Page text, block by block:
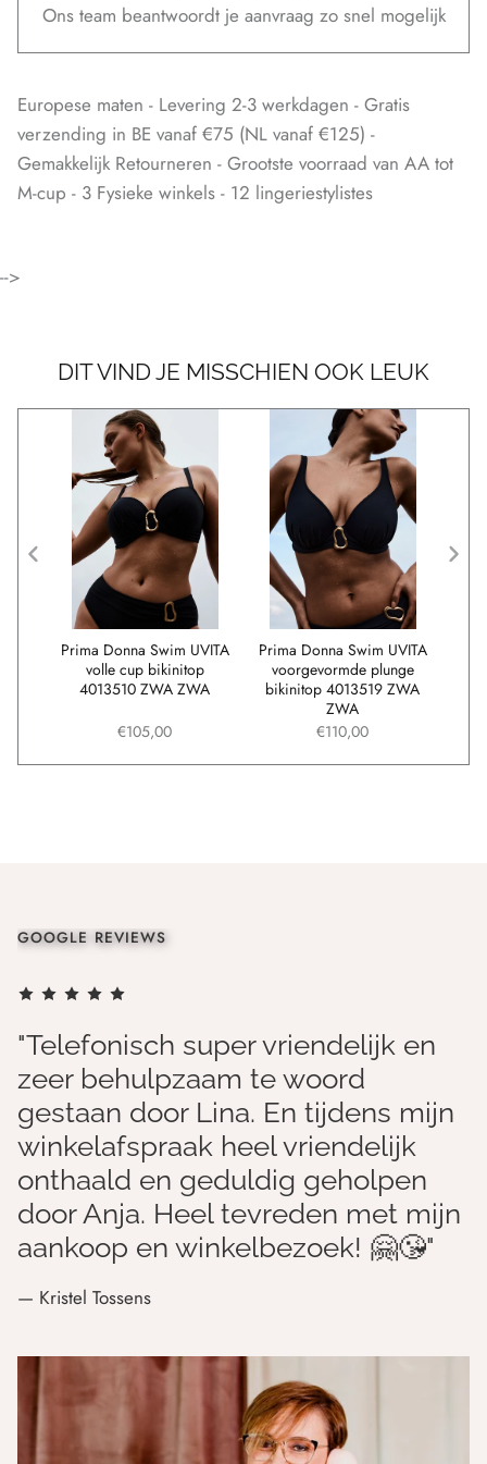
Ons team beantwoordt je aanvraag zo snel mogelijk
Europese maten - Levering 2-3 werkdagen - Gratis
verzending in BE vanaf €75 (NL vanaf €125) -
Gemakkelijk Retourneren - Grootste voorraad van AA tot
M-cup - 3 Fysieke winkels - 12 lingeriestylistes
-->
DIT VIND JE MISSCHIEN OOK LEUK
Prima Donna Swim UVITA
voorgevormde plunge
bikinitop 4013519 ZWA
ZWA
€110,00
Prima Donna Swim UVITA
volle cup bikinitop
4013510 ZWA ZWA
€105,00
GOOGLE REVIEWS
"Telefonisch super vriendelijk en
zeer behulpzaam te woord
gestaan door Lina. En tijdens mijn
winkelafspraak heel vriendelijk
onthaald en geduldig geholpen
door Anja. Heel tevreden met mijn
aankoop en winkelbezoek! 🤗😘"
— Kristel Tossens